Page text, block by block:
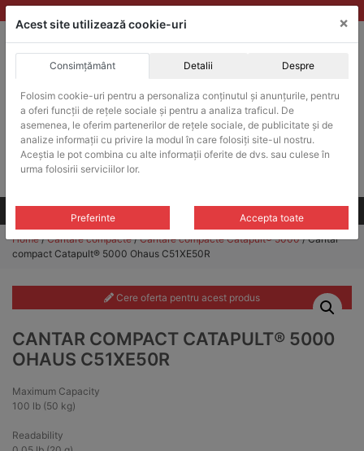
Skip
to
ACHIZITII PUBLICE
Produsele pot fi achizitionate si in sistemul SEAP / SICAP
Products
search
CAUTARE
Toate produsele
Home/Cantare compacte/Cantare compacte Catapult® 5000/ Cantar
compact Catapult® 5000 Ohaus C51XE50R
Cere oferta pentru acest produs
CANTAR COMPACT CATAPULT® 5000
OHAUS C51XE50R
Maximum Capacity
100 lb (50 kg)
Readability
Acest site utilizează cookie-uri ×
Consimțământ Detalii Despre
Folosim cookie-uri pentru a personaliza conținutul și anunțurile, pentru
a oferi funcții de rețele sociale și pentru a analiza traficul. De
asemenea, le oferim partenerilor de rețele sociale, de publicitate și de
analize informații cu privire la modul în care folosiți site-ul nostru.
Aceștia le pot combina cu alte informații oferite de dvs. sau culese în
urma folosirii serviciilor lor.
Preferinte Accepta toate